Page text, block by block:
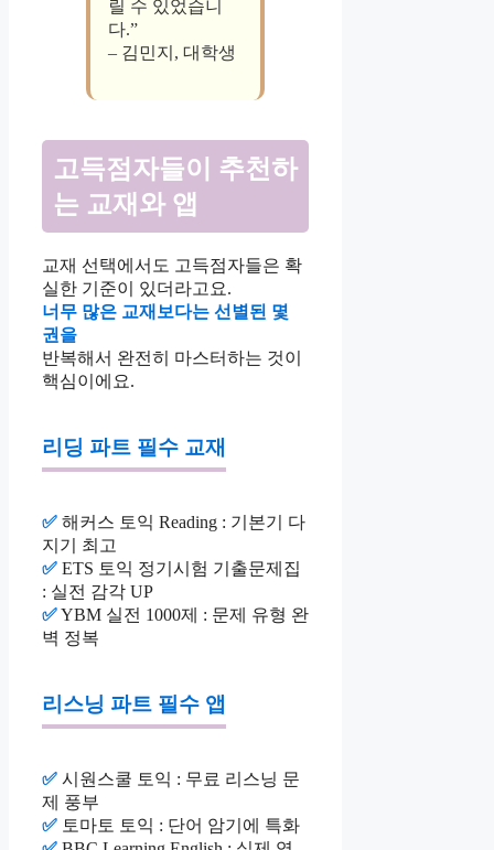
릴 수 있었습니
다.”
– 김민지, 대학생
고득점자들이 추천하
는 교재와 앱
교재 선택에서도 고득점자들은 확
실한 기준이 있더라고요.
너무 많은 교재보다는 선별된 몇
권을
반복해서 완전히 마스터하는 것이
핵심이에요.
리딩 파트 필수 교재
✅ 해커스 토익 Reading : 기본기 다
지기 최고
✅ ETS 토익 정기시험 기출문제집
: 실전 감각 UP
✅YBM 실전 1000제 : 문제 유형 완
벽 정복
리스닝 파트 필수 앱
✅ 시원스쿨 토익 : 무료 리스닝 문
제 풍부
✅ 토마토 토익 : 단어 암기에 특화